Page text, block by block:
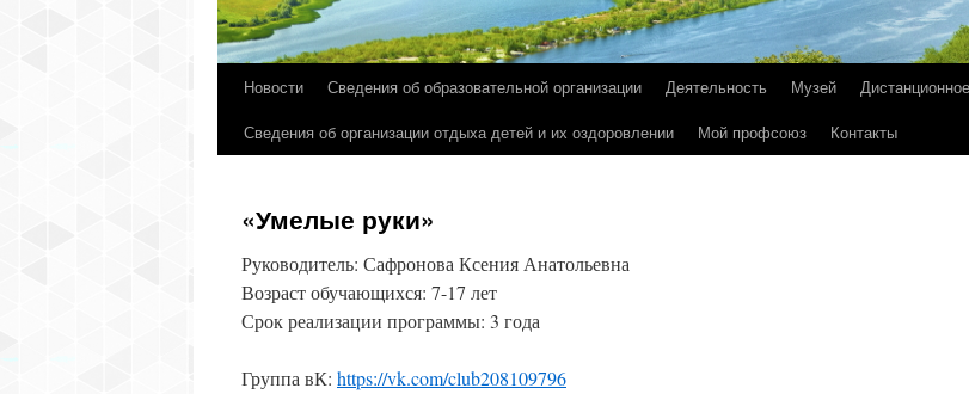
Перейти
Новости Сведения об образовательной организации Деятельность Музей
Сведения об организации отдыха детей и их оздоровлении
Мой профсоюз Контакты
«Умелые руки»
Руководитель: Сафронова Ксения Анатольевна
Возраст обучающихся: 7-17 лет
Срок реализации программы: 3 года
Группа вК: https://vk.com/club208109796